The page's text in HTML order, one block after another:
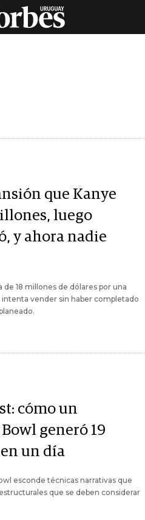
que Kanye
luego
y ahora nadie
18 millones de dólares por una
vender sin haber completado
cómo un
generó 19
un día
esconde técnicas narrativas que
que se deben considerar